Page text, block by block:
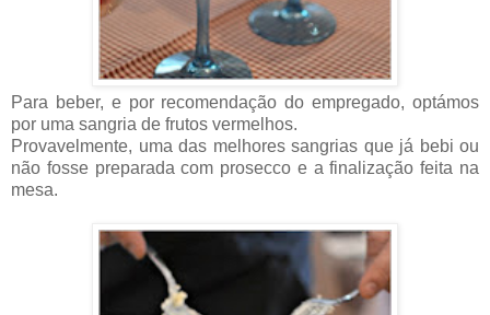
Para beber, e por recomendação do empregado, optámos
por uma sangria de frutos vermelhos.
Provavelmente, uma das melhores sangrias que já bebi ou
não fosse preparada com prosecco e a finalização feita na
mesa.